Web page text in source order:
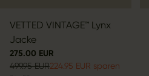
VETTED VINTAGE™ Lynx
Jacke
275.00 EUR
499.95 EUR224.95 EUR sparen